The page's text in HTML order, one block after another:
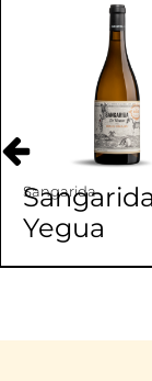
Sangarida
Yegua